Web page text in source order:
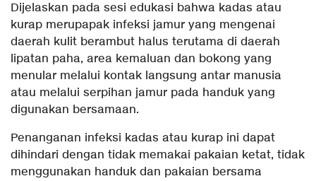
Dijelaskan pada sesi edukasi bahwa kadas atau
kurap merupapak infeksi jamur yang mengenai
daerah kulit berambut halus terutama di daerah
lipatan paha, area kemaluan dan bokong yang
menular melalui kontak langsung antar manusia
atau melalui serpihan jamur pada handuk yang
digunakan bersamaan.
Penanganan infeksi kadas atau kurap ini dapat
dihindari dengan tidak memakai pakaian ketat, tidak
menggunakan handuk dan pakaian bersama